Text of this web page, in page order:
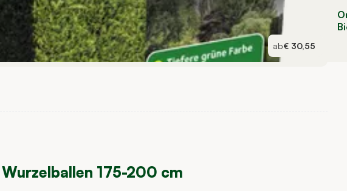
ab€ 30,55
175-200 cm